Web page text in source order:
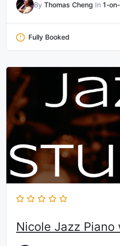
By Thomas Cheng In 1-
Fully Booked
Nicole Jazz Piano